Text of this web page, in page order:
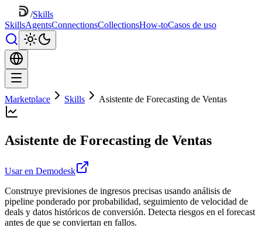
/Skills
SkillsAgentsConnectionsCollectionsHow-toCasos de uso
Marketplace Skills Asistente de Forecasting de Ventas
Asistente de Forecasting de Ventas
Usar en Demodesk
Construye previsiones de ingresos precisas usando análisis de
pipeline ponderado por probabilidad, seguimiento de velocidad de
deals y datos históricos de conversión. Detecta riesgos en el forecast
antes de que se conviertan en fallos.